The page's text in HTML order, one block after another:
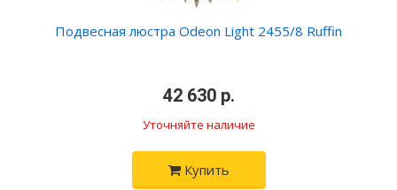
Подвесная люстра Odeon Light 2455/8 Ruffin
42 630 р.
Уточняйте наличие
Купить